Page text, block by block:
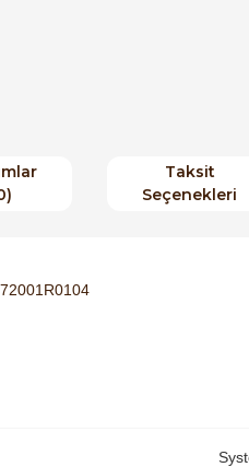
Taksit
Seçenekleri